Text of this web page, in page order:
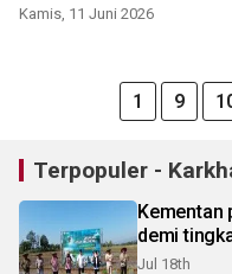
Kamis, 11 Juni 2026
1 9
Terpopuler -
Kementan
demi
Jul 18th